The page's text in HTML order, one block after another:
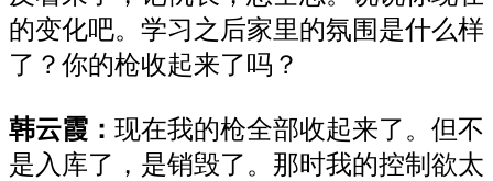
的变化吧。学习之后家里的氛围是什么样
了？你的枪收起来了吗？
韩云霞： 现在我的枪全部收起来了。但不
是入库了，是销毁了。那时我的控制欲太